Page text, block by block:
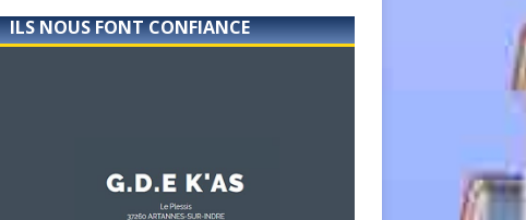
ILS NOUS FONT CONFIANCE